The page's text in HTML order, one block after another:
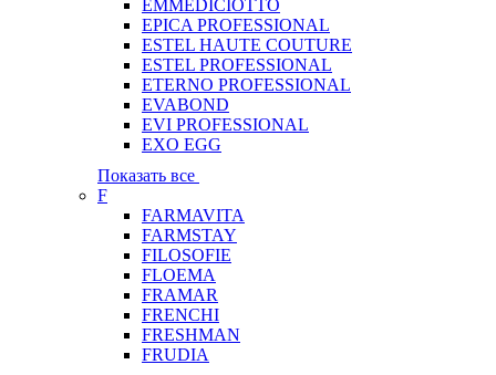
EMMEDICIOTTO
EPICA PROFESSIONAL
ESTEL HAUTE COUTURE
ESTEL PROFESSIONAL
ETERNO PROFESSIONAL
EVABOND
EVI PROFESSIONAL
EXO EGG
Показать все
F
FARMAVITA
FARMSTAY
FILOSOFIE
FLOEMA
FRAMAR
FRENCHI
FRESHMAN
FRUDIA